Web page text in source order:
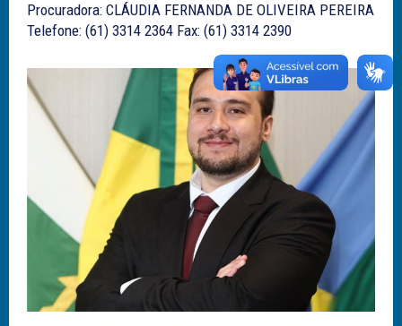
Procuradora: CLÁUDIA FERNANDA DE OLIVEIRA PEREIRA